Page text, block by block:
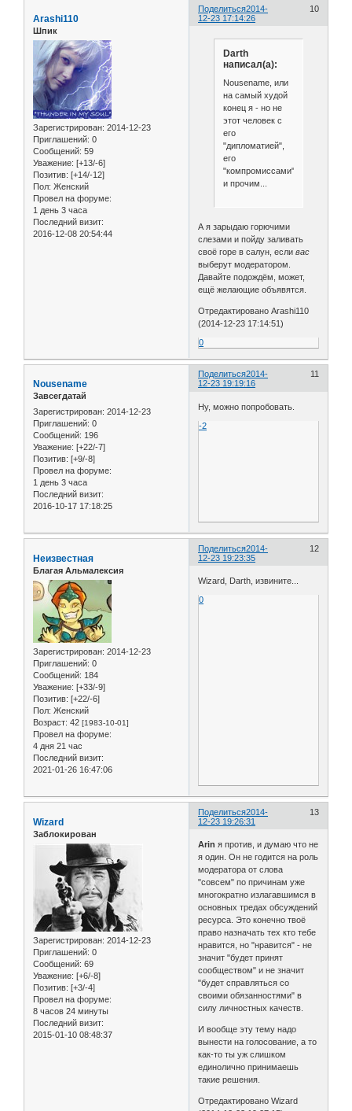
Поделиться 10
2014-
12-23 17:14:26
Arashi110
Шпик
Зарегистрирован: 2014-12-23
Приглашений: 0
Сообщений: 59
Уважение: [+13/-6]
Позитив: [+14/-12]
Пол: Женский
Провел на форуме:
1 день 3 часа
Последний визит:
2016-12-08 20:54:44
Darth
написал(а):
Nousename, или
на самый худой
конец я - но не
этот человек с
его
"дипломатией",
его
"компромиссами"
и прочим...
А я зарыдаю горючими
слезами и пойду заливать
своё горе в салун, есливас
выберут модератором.
Давайте подождём, может,
ещё желающие объявятся.
Отредактировано Arashi110
(2014-12-23 17:14:51)
0
Поделиться 11
2014-
12-23 19:19:16
Nousename
Завсегдатай
Зарегистрирован: 2014-12-23
Приглашений: 0
Сообщений: 196
Уважение: [+22/-7]
Позитив: [+9/-8]
Провел на форуме:
1 день 3 часа
Последний визит:
2016-10-17 17:18:25
Ну, можно попробовать.
-2
Поделиться 12
2014-
12-23 19:23:35
Неизвестная
Благая Альмалексия
Зарегистрирован: 2014-12-23
Приглашений: 0
Сообщений: 184
Уважение: [+33/-9]
Позитив: [+22/-6]
Пол: Женский
Возраст: 42 [1983-10-01]
Провел на форуме:
4 дня 21 час
Последний визит:
2021-01-26 16:47:06
Wizard, Darth, извините...
0
Поделиться 13
2014-
12-23 19:26:31
Wizard
Заблокирован
Зарегистрирован: 2014-12-23
Приглашений: 0
Сообщений: 69
Уважение: [+6/-8]
Позитив: [+3/-4]
Провел на форуме:
8 часов 24 минуты
Последний визит:
2015-01-10 08:48:37
Arin я против, и думаю что не
я один. Он не годится на роль
модератора от слова
"совсем" по причинам уже
многократно излагавшимся в
основных тредах обсуждений
ресурса. Это конечно твоё
право назначать тех кто тебе
нравится, но "нравится" - не
значит "будет принят
сообществом" и не значит
"будет справляться со
своими обязанностями" в
силу личностных качеств.
И вообще эту тему надо
вынести на голосование, а то
как-то ты уж слишком
единолично принимаешь
такие решения.
Отредактировано Wizard